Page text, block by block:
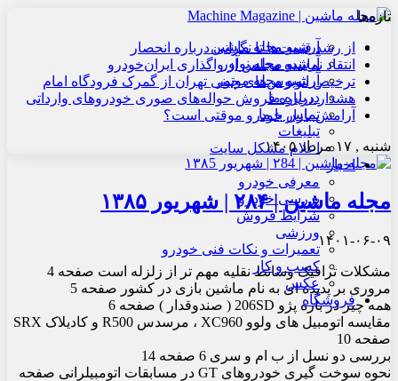
آرشیو مجله ماشین
آرشیو مجله نوآور
آرشیو مجله موتور
درباره ما
تماس با ما
تبلیغات
اعلام مشکل سایت
اخبار
معرفی خودرو
بررسی خودرو
شرایط فروش
ورزشی
تعمیرات و نکات فنی خودرو
کسب و کار
عکس
فروشگاه
تازه‌ها
از رشد قیمت‌ها تا نگرانی درباره انحصار
انتقاد نماینده مجلس از واگذاری ایران‌خودرو
ترخیص اتوبوس‌های چینی تهران از گمرک فرودگاه امام
هشدار درباره فروش حواله‌های صوری خودروهای وارداتی
آرامش بازار خودرو موقتی است؟
شنبه , ۱۷ مرداد ۱۴۰۵
مجله ماشین | ۲۸۴ | شهریور ۱۳۸۵
۱۴۰۱-۰۶-۰۹
مشکلات ترافیک وسائط نقلیه مهم تر از زلزله است صفحه 4
مروری بر پدیده ای به نام ماشین بازی در کشور صفحه 5
همه چیز در باره پژو 206SD ( صندوقدار ) صفحه 6
مقایسه اتومبیل های ولوو XC960 ،‌ مرسدس R500 و کادیلاک SRX
صفحه 10
بررسی دو نسل از ب ام و سری 6 صفحه 14
نحوه سوخت گیری خودروهای GT در مسابقات اتومبیلرانی صفحه